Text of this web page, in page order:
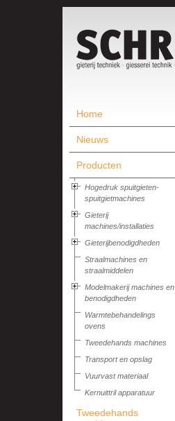
Home
Nieuws
Producten
Hogedruk spuitgieten-
spuitgietmachines
Gieterij
machines/installaties
Gieterijbenodigdheden
Straalmachines en
straalmiddelen
Modelmakerij machines en
benodigdheden
Warmtebehandelings
ovens
Tweedehands machines
Transport en opslag
Vuurvast materiaal
Kernuittril apparatuur
Tweedehands